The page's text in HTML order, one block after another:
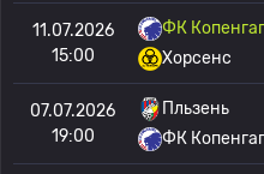
11.07.2026
15:00
ФК
Хорсенс
07.07.2026
19:00
Пльзень
ФК